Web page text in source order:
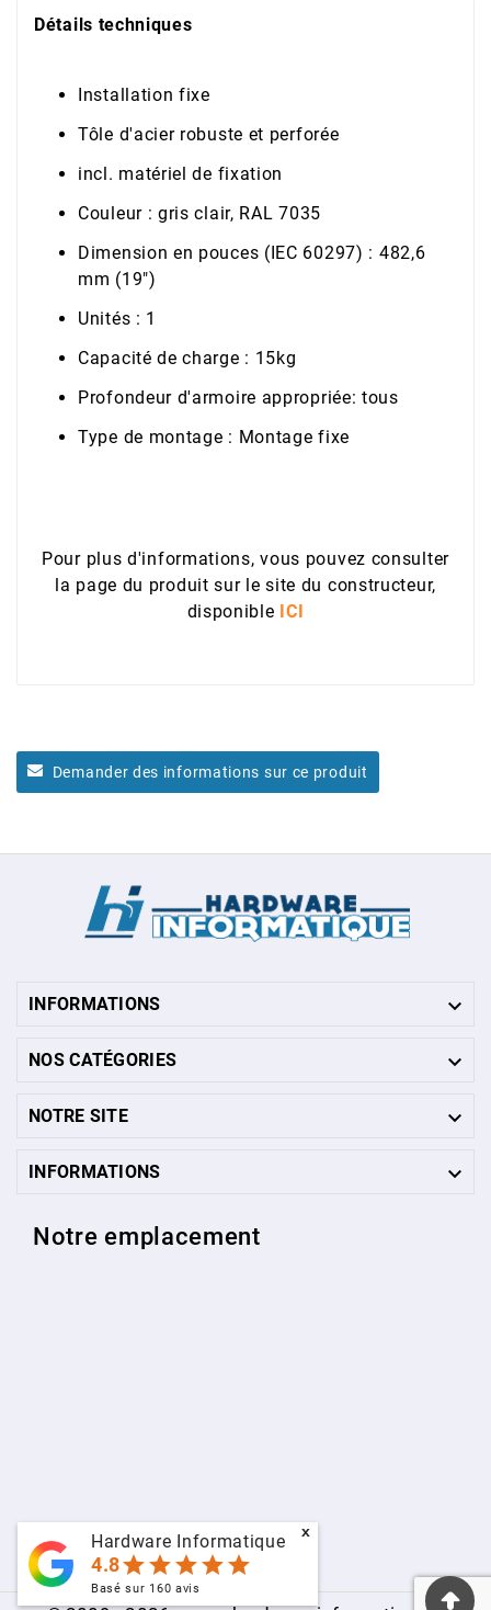
Détails techniques
Installation fixe
Tôle d'acier robuste et perforée
incl. matériel de fixation
Couleur : gris clair, RAL 7035
Dimension en pouces (IEC 60297) : 482,6
mm (19")
Unités : 1
Capacité de charge : 15kg
Profondeur d'armoire appropriée: tous
Type de montage : Montage fixe
Pour plus d'informations, vous pouvez consulter
la page du produit sur le site du constructeur,
disponible ICI
Demander des informations sur ce produit
INFORMATIONS 
NOS CATÉGORIES 
NOTRE SITE 
INFORMATIONS 
Notre emplacement
Hardware Informatique
4.8starstarstarstarstar
Basé sur 160 avis
x